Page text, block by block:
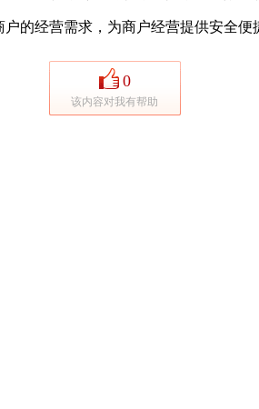
经营需求，为商户经营提供安全便
0
该内容对我有帮助